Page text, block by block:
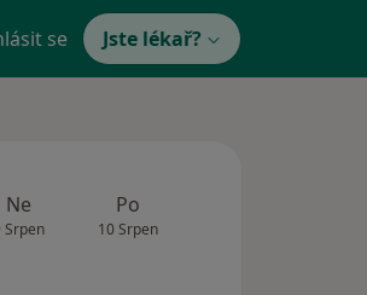
se Jste lékař?
Ne
Srpen
Po
10 Srpen